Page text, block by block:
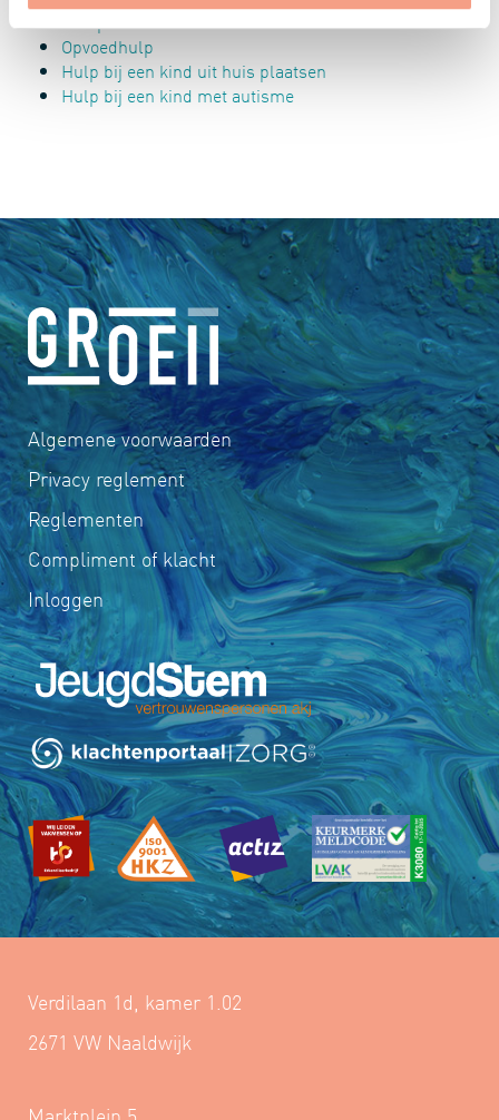
Leerproblemen
Opvoedhulp
Hulp bij een kind uit huis plaatsen
Hulp bij een kind met autisme
Algemene voorwaarden
Privacy reglement
Reglementen
Compliment of klacht
Inloggen
Verdilaan 1d, kamer 1.02
2671 VW Naaldwijk